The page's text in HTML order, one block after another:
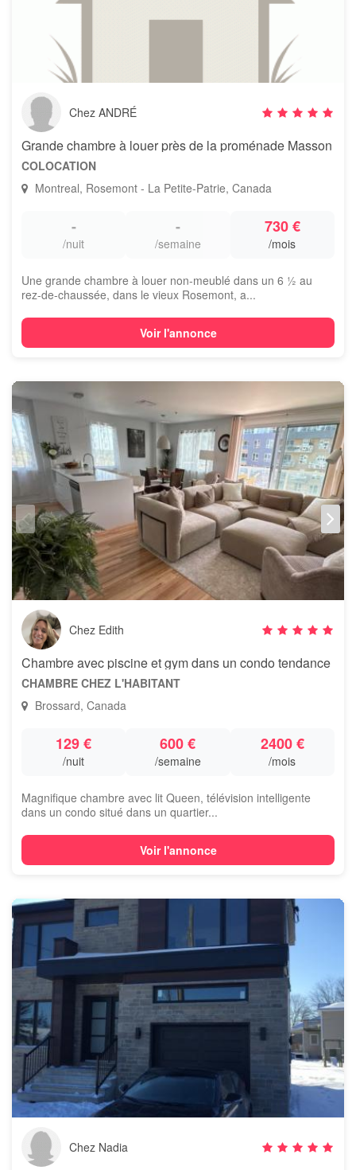
Chez ANDRÉ
Grande chambre à louer près de la proménade Masson
COLOCATION
Montreal, Rosemont - La Petite-Patrie, Canada
-
/nuit
-
/semaine
730 €
/mois
Une grande chambre à louer non-meublé dans un 6 ½ au
rez-de-chaussée, dans le vieux Rosemont, a...
Voir l'annonce
Chez Edith
Chambre avec piscine et gym dans un condo tendance
CHAMBRE CHEZ L'HABITANT
Brossard, Canada
129 €
/nuit
600 €
/semaine
2400 €
/mois
Magnifique chambre avec lit Queen, télévision intelligente
dans un condo situé dans un quartier...
Voir l'annonce
Chez Nadia